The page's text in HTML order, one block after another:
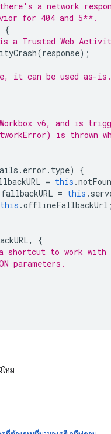
a network
for 404 and 5**.
{
a Trusted Web
(response);
it can be used as-is.
v6, and is
is thrown
. error . type)
{
= this .
fallbackURL = this .
this .offlineFallbackUrl
,
{
shortcut to work with
parameters.
หม